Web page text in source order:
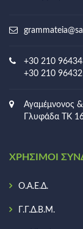
+30 210
+30 210
Αγαμέμνονος &
Γλυφάδα ΤΚ
ΧΡΉΣΙΜΟΙ
Ο.Α.Ε.Δ.
Γ.Γ.Δ.Β.Μ.